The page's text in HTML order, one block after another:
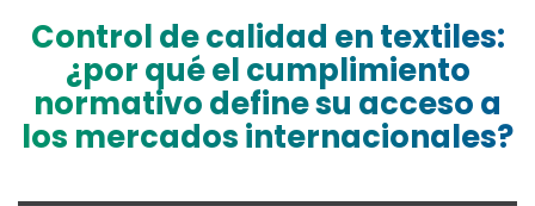
Control de calidad en textiles:
¿por qué el cumplimiento
normativo define su acceso a
los mercados internacionales?